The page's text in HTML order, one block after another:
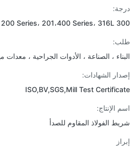
، الصناعة ، الأدوات الجراحية ، معدات مياه
الشهادات:
ISO,BV,SGS,Mill Test
الإنتاج:
الفولاذ المقاوم للصدأ